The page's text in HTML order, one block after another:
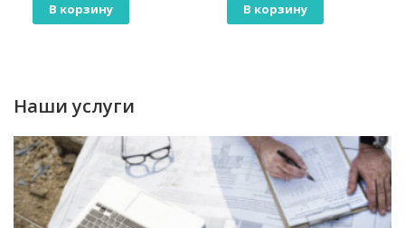
В корзину В корзину
Наши услуги